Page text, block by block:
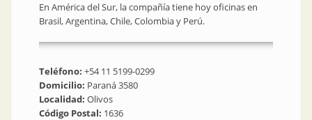
En América del Sur, la compañía tiene hoy oficinas en
Brasil, Argentina, Chile, Colombia y Perú.
Teléfono: +54 11 5199-0299
Domicilio: Paraná 3580
Localidad: Olivos
Código Postal: 1636